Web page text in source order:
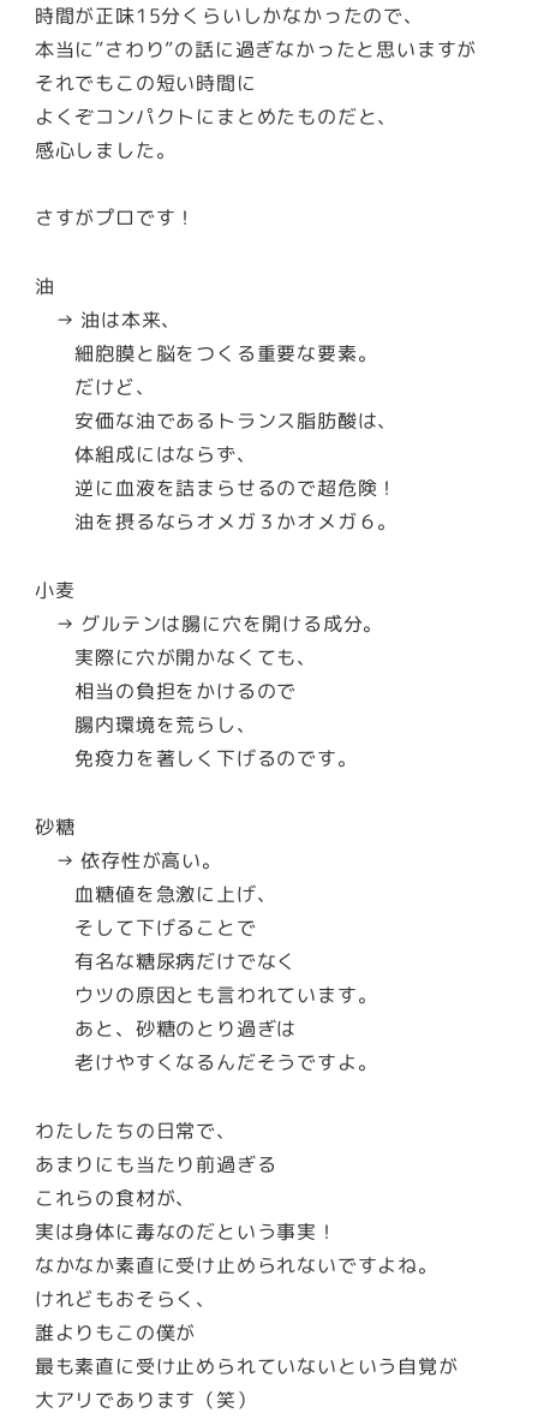
時間が正味15分くらいしかなかったので、
本当に”さわり”の話に過ぎなかったと思いますが
それでもこの短い時間に
よくぞコンパクトにまとめたものだと、
感心しました。
さすがプロです！
油
→ 油は本来、
細胞膜と脳をつくる重要な要素。
だけど、
安価な油であるトランス脂肪酸は、
体組成にはならず、
逆に血液を詰まらせるので超危険！
油を摂るならオメガ３かオメガ６。
小麦
→ グルテンは腸に穴を開ける成分。
実際に穴が開かなくても、
相当の負担をかけるので
腸内環境を荒らし、
免疫力を著しく下げるのです。
砂糖
→ 依存性が高い。
血糖値を急激に上げ、
そして下げることで
有名な糖尿病だけでなく
ウツの原因とも言われています。
あと、砂糖のとり過ぎは
老けやすくなるんだそうですよ。
わたしたちの日常で、
あまりにも当たり前過ぎる
これらの食材が、
実は身体に毒なのだという事実！
なかなか素直に受け止められないですよね。
けれどもおそらく、
誰よりもこの僕が
最も素直に受け止められていないという自覚が
大アリであります（笑）